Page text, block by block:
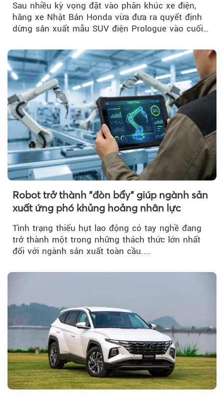
Sau nhiều kỳ vọng đặt vào phân khúc xe điện,
hãng xe Nhật Bản Honda vừa đưa ra quyết định
dừng sản xuất mẫu SUV điện Prologue vào cuối
Robot trở thành "đòn bẩy" giúp ngành sản
xuất ứng phó khủng hoảng nhân lực
Tình trạng thiếu hụt lao động có tay nghề đang
trở thành một trong những thách thức lớn nhất
đối với ngành sản xuất toàn cầu....